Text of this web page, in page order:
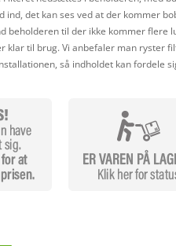
ind, det kan ses ved at der kommer
beholderen til der ikke kommer flere
klar til brug. Vi anbefaler man ryster
så indholdet kan fordele